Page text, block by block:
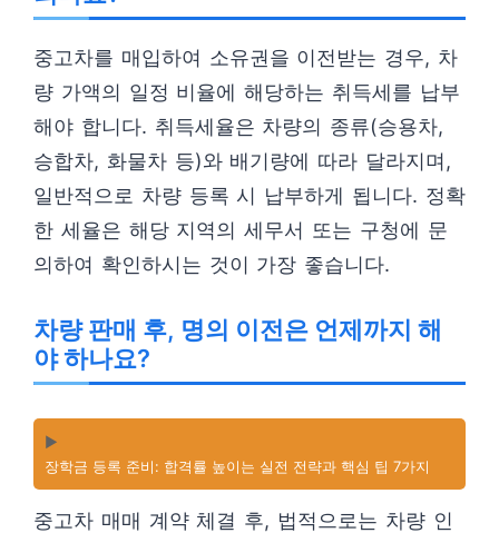
중고차를 매입하여 소유권을 이전받는 경우, 차
량 가액의 일정 비율에 해당하는 취득세를 납부
해야 합니다. 취득세율은 차량의 종류(승용차,
승합차, 화물차 등)와 배기량에 따라 달라지며,
일반적으로 차량 등록 시 납부하게 됩니다. 정확
한 세율은 해당 지역의 세무서 또는 구청에 문
의하여 확인하시는 것이 가장 좋습니다.
차량 판매 후, 명의 이전은 언제까지 해
야 하나요?
▶️
장학금 등록 준비: 합격률 높이는 실전 전략과 핵심 팁 7가지
중고차 매매 계약 체결 후, 법적으로는 차량 인